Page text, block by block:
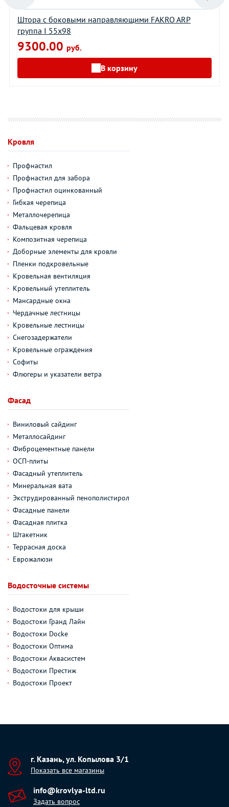
Штора с боковыми направляющими FAKRO ARP
группа I 55х98
9300.00 руб.
В корзину
Кровля
Профнастил
Профнастил для забора
Профнастил оцинкованный
Гибкая черепица
Металлочерепица
Фальцевая кровля
Композитная черепица
Доборные элементы для кровли
Пленки подкровельные
Кровельная вентиляция
Кровельный утеплитель
Мансардные окна
Чердачные лестницы
Кровельные лестницы
Снегозадержатели
Кровельные ограждения
Софиты
Флюгеры и указатели ветра
Фасад
Виниловый сайдинг
Металлосайдинг
Фиброцементные панели
ОСП-плиты
Фасадный утеплитель
Минеральная вата
Экструдированный пенополистирол
Фасадные панели
Фасадная плитка
Штакетник
Террасная доска
Еврожалюзи
Водосточные системы
Водостоки для крыши
Водостоки Гранд Лайн
Водостоки Docke
Водостоки Оптима
Водостоки Аквасистем
Водостоки Престиж
Водостоки Проект
г. Казань, ул. Копылова 3/1
Показать все магазины
info@krovlya-ltd.ru
Задать вопрос